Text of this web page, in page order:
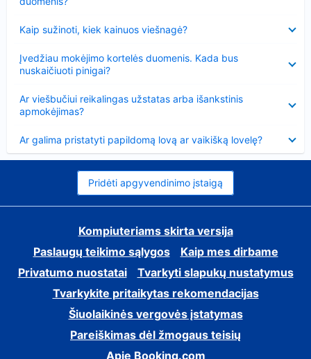
Kaip sužinoti, kiek kainuos viešnagė?
Įvedžiau mokėjimo kortelės duomenis. Kada bus
nuskaičiuoti pinigai?
Ar viešbučiui reikalingas užstatas arba išankstinis
apmokėjimas?
Ar galima pristatyti papildomą lovą ar vaikišką lovelę?
Pridėti apgyvendinimo įstaigą
Kompiuteriams skirta versija
Paslaugų teikimo sąlygos
Kaip mes dirbame
Privatumo nuostatai
Tvarkyti slapukų nustatymus
Tvarkykite pritaikytas rekomendacijas
Šiuolaikinės vergovės įstatymas
Pareiškimas dėl žmogaus teisių
Apie Booking.com